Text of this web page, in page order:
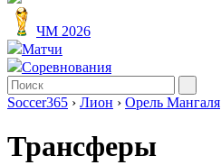
ЧМ 2026
Матчи
Соревнования
Soccer365 › Лион › Орель Мангаля
Трансферы